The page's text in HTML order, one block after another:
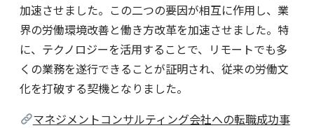
加速させました。この二つの要因が相互に作用し、業
界の労働環境改善と働き方改革を加速させました。特
に、テクノロジーを活用することで、リモートでも多
くの業務を遂行できることが証明され、従来の労働文
化を打破する契機となりました。
マネジメントコンサルティング会社への転職成功事